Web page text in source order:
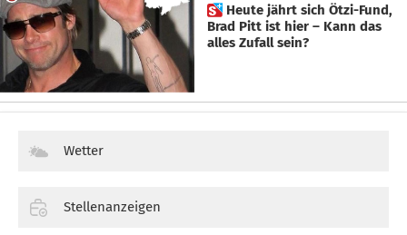
 Heute jährt sich Ötzi-Fund,
Brad Pitt ist hier – Kann das
alles Zufall sein?
Wetter
Stellenanzeigen